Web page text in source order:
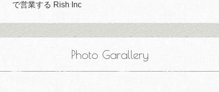
で営業する Rish Inc
Photo Garallery